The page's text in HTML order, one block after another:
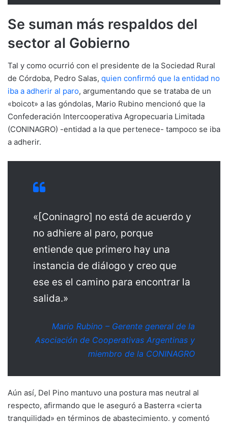
Se suman más respaldos del
sector al Gobierno
Tal y como ocurrió con el presidente de la Sociedad Rural
de Córdoba, Pedro Salas, quien confirmó que la entidad no
iba a adherir al paro, argumentando que se trataba de un
«boicot» a las góndolas, Mario Rubino mencionó que la
Confederación Intercooperativa Agropecuaria Limitada
(CONINAGRO) -entidad a la que pertenece- tampoco se iba
a adherir.
«[Coninagro] no está de acuerdo y
no adhiere al paro, porque
entiende que primero hay una
instancia de diálogo y creo que
ese es el camino para encontrar la
salida.»
Mario Rubino – Gerente general de la
Asociación de Cooperativas Argentinas y
miembro de la CONINAGRO
Aún así, Del Pino mantuvo una postura mas neutral al
respecto, afirmando que le aseguró a Basterra «cierta
tranquilidad» en términos de abastecimiento. y comentó